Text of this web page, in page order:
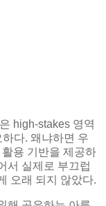
high-stakes 영역
다. 왜냐하면 우
용 기반을 제공하
서 실제로 부끄럽
오래 되지 않았다.